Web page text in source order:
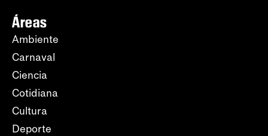
Áreas
Ambiente
Carnaval
Ciencia
Cotidiana
Cultura
Deporte